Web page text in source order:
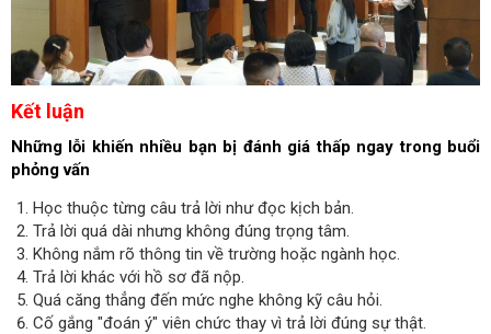
Kết luận
Những lỗi khiến nhiều bạn bị đánh giá thấp ngay trong buổi
phỏng vấn
Học thuộc từng câu trả lời như đọc kịch bản.
Trả lời quá dài nhưng không đúng trọng tâm.
Không nắm rõ thông tin về trường hoặc ngành học.
Trả lời khác với hồ sơ đã nộp.
Quá căng thẳng đến mức nghe không kỹ câu hỏi.
Cố gắng "đoán ý" viên chức thay vì trả lời đúng sự thật.